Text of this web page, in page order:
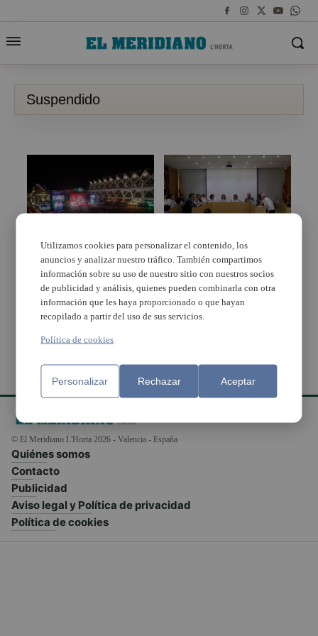
Suspendido
Cancelado el Festival
de Les Arts de València
tras las quejas por la
falta de sonido
Se suspén el mercat, la
junta de portaveus i el
ple ordinari del mes de
març a Godella
© El Meridiano L'Horta 2026 - Valencia - España
Quiénes somos
Contacto
Publicidad
Aviso legal y Política de privacidad
Política de cookies
Utilizamos cookies para personalizar el contenido, los
anuncios y analizar nuestro tráfico. También compartimos
información sobre su uso de nuestro sitio con nuestros socios
de publicidad y análisis, quienes pueden combinarla con otra
información que les haya proporcionado o que hayan
recopilado a partir del uso de sus servicios.
Política de cookies
Personalizar Rechazar Aceptar